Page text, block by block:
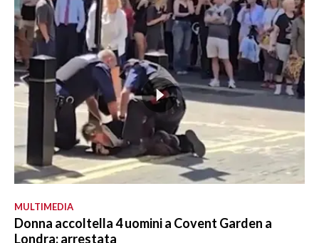
MULTIMEDIA
Donna accoltella 4 uomini a Covent Garden a
Londra: arrestata